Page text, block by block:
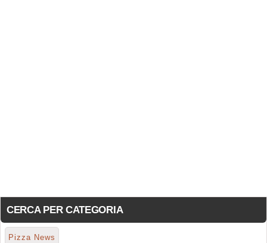
CERCA PER CATEGORIA
Pizza News